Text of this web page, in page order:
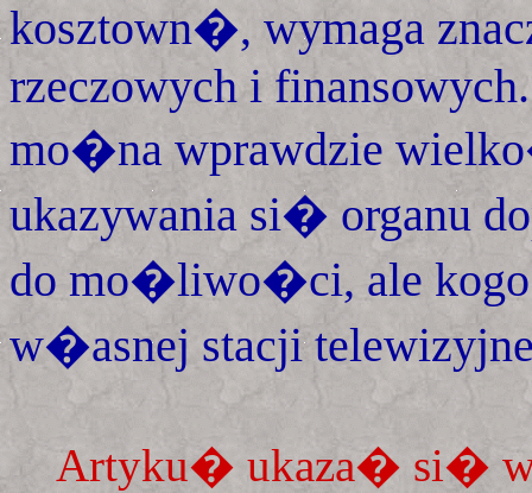
kosztown�, wymaga
rzeczowych i
mo�na wprawdzie
ukazywania si� organu
do mo�liwo�ci, ale kogo
w�asnej stacji
Artyku� ukaza� si� w